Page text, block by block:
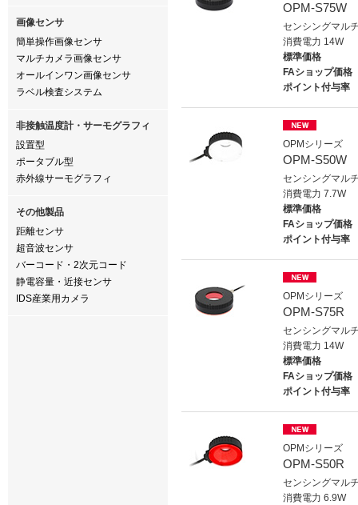
画像センサ
簡単操作画像センサ
マルチカメラ画像センサ
オールインワン画像センサ
ラベル検査システム
非接触温度計・サーモグラフィ
設置型
ポータブル型
赤外線サーモグラフィ
その他製品
距離センサ
超音波センサ
バーコード・2次元コード
静電容量・近接センサ
IDS産業用カメラ
OPM-S75W
センシングマル
消費電力 14W
標準価格
FAショップ価格
ポイント付与率
OPMシリーズ
OPM-S50W
センシングマル
消費電力 7.7W
標準価格
FAショップ価格
ポイント付与率
OPMシリーズ
OPM-S75R
センシングマル
消費電力 14W
標準価格
FAショップ価格
ポイント付与率
OPMシリーズ
OPM-S50R
センシングマル
消費電力 6.9W